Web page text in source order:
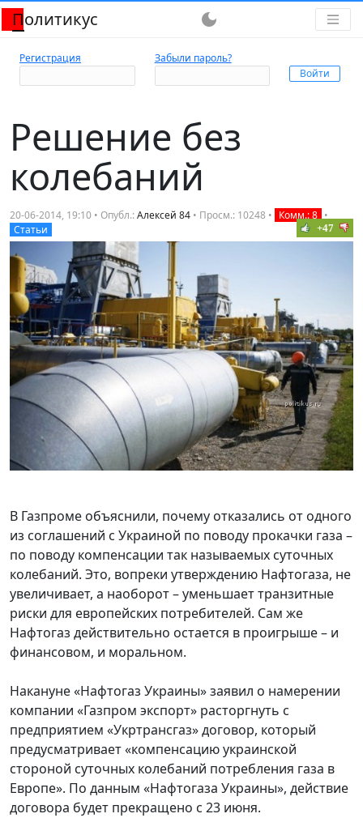
Политикус dark_mode
Регистрация Забыли пароль?
Решение без
колебаний
20-06-2014, 19:10 • Опубл.:Алексей 84 • Просм.: 10248 • Комм.: 8 •
Статьи
+47
В Газпроме объяснили, почему отказались от одного
из соглашений с Украиной по поводу прокачки газа –
по поводу компенсации так называемых суточных
колебаний. Это, вопреки утверждению Нафтогаза, не
увеличивает, а наоборот – уменьшает транзитные
риски для европейских потребителей. Сам же
Нафтогаз действительно остается в проигрыше – и
финансовом, и моральном.
Накануне «Нафтогаз Украины» заявил о намерении
компании «Газпром экспорт» расторгнуть с
предприятием «Укртрансгаз» договор, который
предусматривает «компенсацию украинской
стороной суточных колебаний потребления газа в
Европе». По данным «Нафтогаза Украины», действие
договора будет прекращено с 23 июня.